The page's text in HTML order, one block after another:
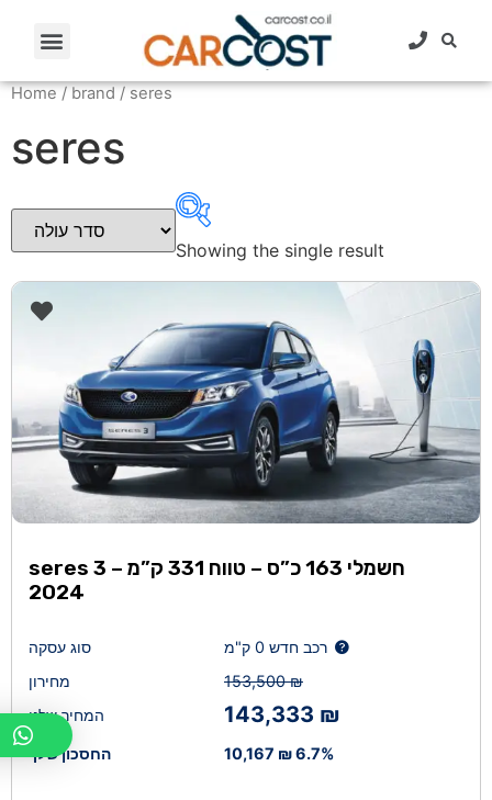
Home/ brand / seres
seres
קטגוריית רכב+
תיבת הילוכים
מספר מושבים+
סוג מנוע+
Showing the single result
seres 3 חשמלי 163 כ”ס – טווח 331 ק”מ –
2024
סוג עסקה
מחירון
153,500 ₪
המחיר שלנו
143,333 ₪
החסכון שלך 10,167 ₪6.7%